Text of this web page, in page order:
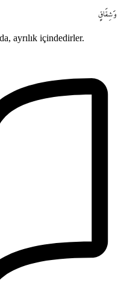
وَشِقَاقٍ
ayrılık içindedirler.